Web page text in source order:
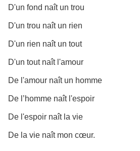
D'un fond naît un trou
D'un trou naît un rien
D'un rien naît un tout
D'un tout naît l'amour
De l'amour naît un homme
De l’homme naît l'espoir
De l'espoir naît la vie
De la vie naît mon cœur.